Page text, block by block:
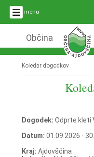
menu
Občina
Koledar dogodkov
Dogodek: Odprte kleti
Datum: 01.09.2026 -
Kraj: Ajdovščina